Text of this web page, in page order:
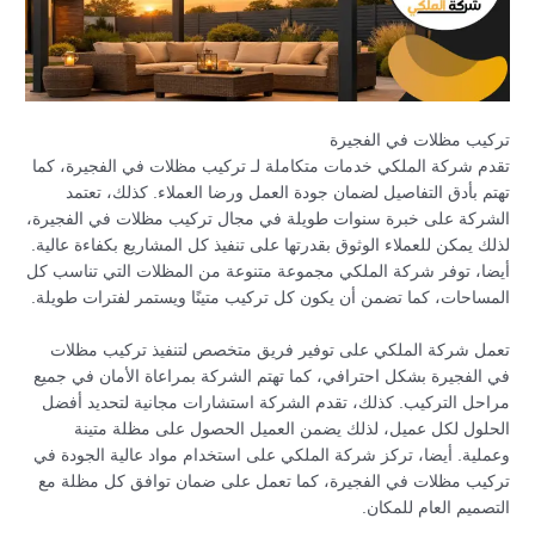
تركيب مظلات في الفجيرة
تقدم شركة الملكي خدمات متكاملة لـ تركيب مظلات في الفجيرة، كما
تهتم بأدق التفاصيل لضمان جودة العمل ورضا العملاء. كذلك، تعتمد
الشركة على خبرة سنوات طويلة في مجال تركيب مظلات في الفجيرة،
لذلك يمكن للعملاء الوثوق بقدرتها على تنفيذ كل المشاريع بكفاءة عالية.
أيضا، توفر شركة الملكي مجموعة متنوعة من المظلات التي تناسب كل
المساحات، كما تضمن أن يكون كل تركيب متينًا ويستمر لفترات طويلة.
تعمل شركة الملكي على توفير فريق متخصص لتنفيذ تركيب مظلات
في الفجيرة بشكل احترافي، كما تهتم الشركة بمراعاة الأمان في جميع
مراحل التركيب. كذلك، تقدم الشركة استشارات مجانية لتحديد أفضل
الحلول لكل عميل، لذلك يضمن العميل الحصول على مظلة متينة
وعملية. أيضا، تركز شركة الملكي على استخدام مواد عالية الجودة في
تركيب مظلات في الفجيرة، كما تعمل على ضمان توافق كل مظلة مع
التصميم العام للمكان.